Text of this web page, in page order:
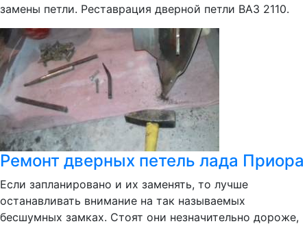
замены петли. Реставрация дверной петли ВАЗ 2110.
Ремонт дверных петель лада Приора
Если запланировано и их заменять, то лучше
останавливать внимание на так называемых
бесшумных замках. Стоят они незначительно дороже,